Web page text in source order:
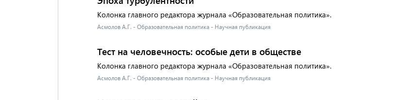
Колонка главного редактора журнала «Образовательная политика».
Асмолов А.Г. - Образовательная политика - Научная публикация
Тест на человечность: особые дети в обществе
Колонка главного редактора журнала «Образовательная политика».
Асмолов А.Г. - Образовательная политика - Научная публикация